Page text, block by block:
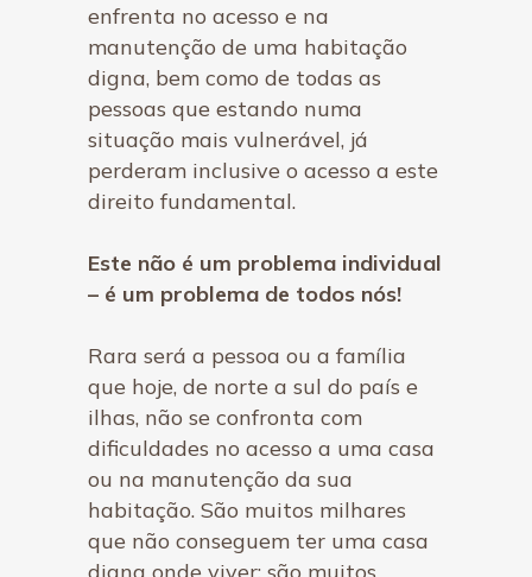
enfrenta no acesso e na
manutenção de uma habitação
digna, bem como de todas as
pessoas que estando numa
situação mais vulnerável, já
perderam inclusive o acesso a este
direito fundamental.
Este não é um problema individual
– é um problema de todos nós!
Rara será a pessoa ou a família
que hoje, de norte a sul do país e
ilhas, não se confronta com
dificuldades no acesso a uma casa
ou na manutenção da sua
habitação. São muitos milhares
que não conseguem ter uma casa